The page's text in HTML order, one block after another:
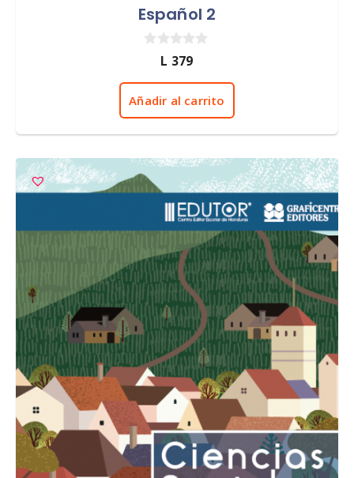
Español 2
e
L 379
Añadir al carrito